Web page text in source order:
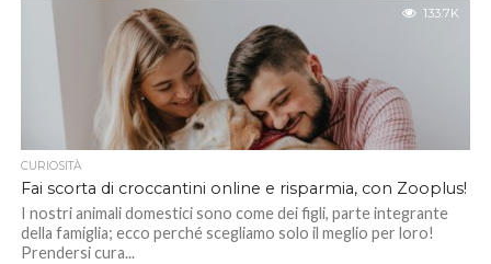
133.7K
CURIOSITÀ
Fai scorta di croccantini online e risparmia, con Zooplus!
I nostri animali domestici sono come dei figli, parte integrante
della famiglia; ecco perché scegliamo solo il meglio per loro!
Prendersi cura...